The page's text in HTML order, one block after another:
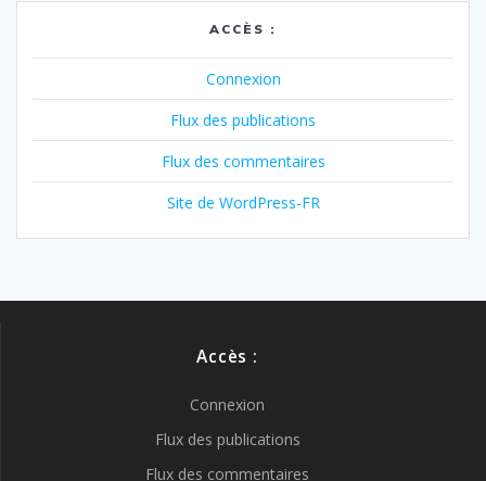
ACCÈS :
Connexion
Flux des publications
Flux des commentaires
Site de WordPress-FR
Accès :
Connexion
Flux des publications
Flux des commentaires